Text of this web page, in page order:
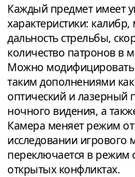
Каждый предмет имеет
характеристики:
дальность стрельбы,
количество патронов в
Можно
таким дополнениями
оптический и лазерный
ночного видения, а
Камера меняет режим
исследовании игрового
переключается в режим
открытых конфликтах.